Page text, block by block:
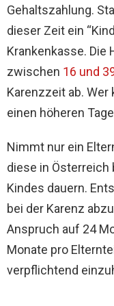
Gehaltszahlung.
dieser Zeit ein
Krankenkasse. Die
zwischen 16 und
Karenzzeit ab.
einen höheren
Nimmt nur ein
diese in Österreich
Kindes dauern.
bei der Karenz
Anspruch auf 24
Monate pro
verpflichtend